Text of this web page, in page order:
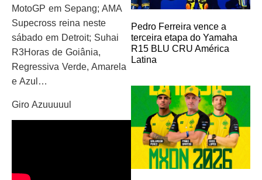
MotoGP em Sepang; AMA
Supecross reina neste
sábado em Detroit; Suhai
R3Horas de Goiânia,
Regressiva Verde, Amarela
e Azul…
Giro Azuuuuul
Pedro Ferreira vence a
terceira etapa do Yamaha
R15 BLU CRU América
Latina